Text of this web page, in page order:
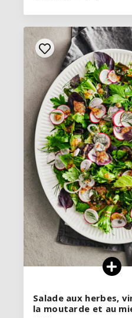
VOIR LA
Salade aux herbes,
la moutarde et au
Salade aux herbes,
la moutarde et au